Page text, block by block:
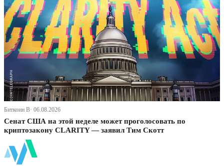
Биткоин В· 06.08.2026
Сенат США на этой неделе может проголосовать по
криптозакону CLARITY — заявил Тим Скотт